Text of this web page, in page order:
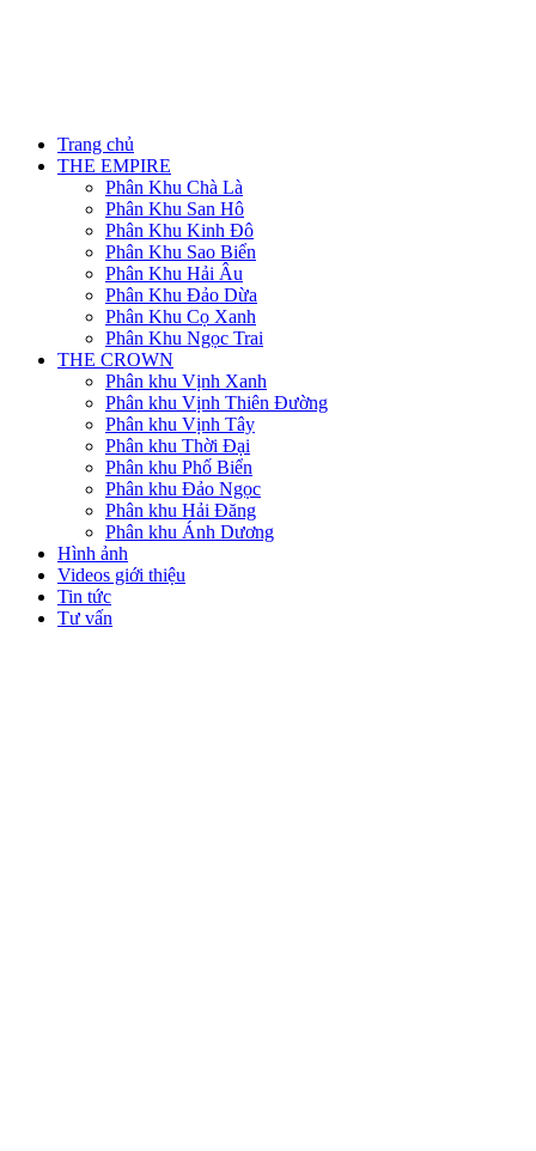
Trang chủ
THE EMPIRE
Phân Khu Chà Là
Phân Khu San Hô
Phân Khu Kinh Đô
Phân Khu Sao Biển
Phân Khu Hải Âu
Phân Khu Đảo Dừa
Phân Khu Cọ Xanh
Phân Khu Ngọc Trai
THE CROWN
Phân khu Vịnh Xanh
Phân khu Vịnh Thiên Đường
Phân khu Vịnh Tây
Phân khu Thời Đại
Phân khu Phố Biển
Phân khu Đảo Ngọc
Phân khu Hải Đăng
Phân khu Ánh Dương
Hình ảnh
Videos giới thiệu
Tin tức
Tư vấn